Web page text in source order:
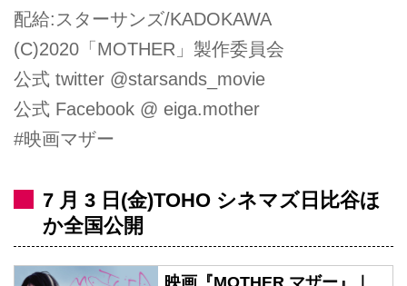
配給:スターサンズ/KADOKAWA
(C)2020「MOTHER」製作委員会
公式 twitter @starsands_movie
公式 Facebook @ eiga.mother
#映画マザー
7 月 3 日(金)TOHO シネマズ日比谷ほ
か全国公開
映画『MOTHER マザー』｜